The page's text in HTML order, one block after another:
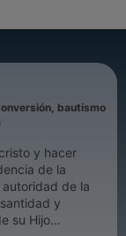
bautismo
y hacer
de la
de la
y
su Hijo